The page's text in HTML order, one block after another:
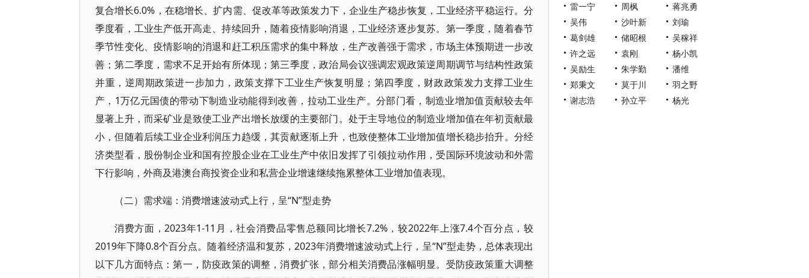
复合增长6.0%，在稳增长、扩内需、促改革等政策发力下，企业生产稳步恢复，工业经济平稳运行。分
季度看，工业生产低开高走、持续回升，随着疫情影响消退，工业经济逐步复苏。第一季度，随着春节
季节性变化、疫情影响的消退和赶工积压需求的集中释放，生产改善强于需求，市场主体预期进一步改
善；第二季度，需求不足开始有所体现；第三季度，政治局会议强调宏观政策逆周期调节与结构性政策
并重，逆周期政策进一步加力，政策支撑下工业生产恢复明显；第四季度，财政政策发力支撑工业生
产，1万亿元国债的带动下制造业动能得到改善，拉动工业生产。分部门看，制造业增加值贡献较去年
显著上升，而采矿业是致使工业产出增长放缓的主要部门。处于主导地位的制造业增加值在年初贡献最
小，但随着后续工业企业利润压力趋缓，其贡献逐渐上升，也致使整体工业增加值增长稳步抬升。分经
济类型看，股份制企业和国有控股企业在工业生产中依旧发挥了引领拉动作用，受国际环境波动和外需
下行影响，外商及港澳台商投资企业和私营企业增速继续拖累整体工业增加值表现。
（二）需求端：消费增速波动式上行，呈“N”型走势
消费方面，2023年1-11月，社会消费品零售总额同比增长7.2%，较2022年上涨7.4个百分点，较
2019年下降0.8个百分点。随着经济温和复苏，2023年消费增速波动式上行，呈“N”型走势，总体表现出
以下几方面特点：第一，防疫政策的调整，消费扩张，部分相关消费品涨幅明显。受防疫政策重大调整
雷一宁
周枫
蒋兆勇
吴伟
沙叶新
刘瑜
葛剑雄
储昭根
吴稼祥
许之远
袁刚
杨小凯
吴励生
朱学勤
潘维
郑秉文
莫于川
羽之野
谢志浩
孙立平 杨光